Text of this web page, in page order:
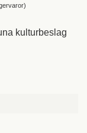
kulturbeslag